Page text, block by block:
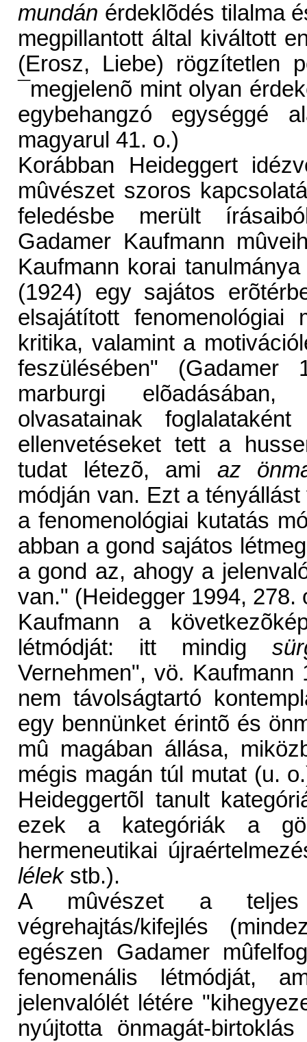
mundán érdeklõdés tilalma
megpillantott által kiváltott
(Erosz, Liebe) rögzítetlen
¯megjelenõ mint olyan
egybehangzó
magyarul 41. o.)
Korábban Heideggert
mûvészet szoros
feledésbe merült
Gadamer Kaufmann
Kaufmann korai
(1924) egy sajátos
elsajátított
kritika, valamint a
feszülésében"
marburgi
olvasatainak
ellenvetéseket tett a
tudat létezõ, ami az
módján van. Ezt a
a fenomenológiai kutatás
abban a gond sajátos
a gond az, ahogy a
van." (Heidegger 1994, 278.
Kaufmann a
létmódját: itt mindig
Vernehmen", vö.
nem távolságtartó
egy bennünket érintõ és
mû magában állása,
mégis magán túl mutat (u.
Heideggertõl tanult
ezek a kategóriák a
hermeneutikai
lélekstb.).
A mûvészet a teljes
végrehajtás/kifejlés
egészen Gadamer
fenomenális létmódját,
jelenvalólét létére
nyújtotta önmagát-